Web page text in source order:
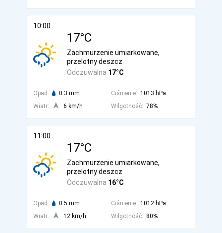
10:00
17°C
Odczuwalna 17°C
Zachmurzenie umiarkowane,
przelotny deszcz
Opad: 0.3 mm Ciśnienie: 1013 hPa
Wiatr:
6 km/h Wilgotność: 78%
11:00
17°C
Odczuwalna 16°C
Zachmurzenie umiarkowane,
przelotny deszcz
Opad: 0.5 mm Ciśnienie: 1012 hPa
Wiatr:
12 km/h Wilgotność: 80%